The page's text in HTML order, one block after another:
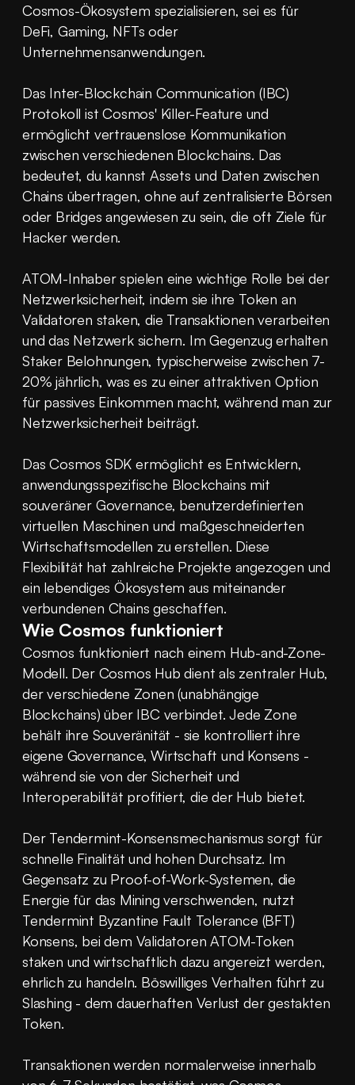
Cosmos-Ökosystem spezialisieren, sei es für
DeFi, Gaming, NFTs oder
Unternehmensanwendungen.
Das Inter-Blockchain Communication (IBC)
Protokoll ist Cosmos' Killer-Feature und
ermöglicht vertrauenslose Kommunikation
zwischen verschiedenen Blockchains. Das
bedeutet, du kannst Assets und Daten zwischen
Chains übertragen, ohne auf zentralisierte Börsen
oder Bridges angewiesen zu sein, die oft Ziele für
Hacker werden.
ATOM-Inhaber spielen eine wichtige Rolle bei der
Netzwerksicherheit, indem sie ihre Token an
Validatoren staken, die Transaktionen verarbeiten
und das Netzwerk sichern. Im Gegenzug erhalten
Staker Belohnungen, typischerweise zwischen 7-
20% jährlich, was es zu einer attraktiven Option
für passives Einkommen macht, während man zur
Netzwerksicherheit beiträgt.
Das Cosmos SDK ermöglicht es Entwicklern,
anwendungsspezifische Blockchains mit
souveräner Governance, benutzerdefinierten
virtuellen Maschinen und maßgeschneiderten
Wirtschaftsmodellen zu erstellen. Diese
Flexibilität hat zahlreiche Projekte angezogen und
ein lebendiges Ökosystem aus miteinander
verbundenen Chains geschaffen.
Wie Cosmos funktioniert
Cosmos funktioniert nach einem Hub-and-Zone-
Modell. Der Cosmos Hub dient als zentraler Hub,
der verschiedene Zonen (unabhängige
Blockchains) über IBC verbindet. Jede Zone
behält ihre Souveränität - sie kontrolliert ihre
eigene Governance, Wirtschaft und Konsens -
während sie von der Sicherheit und
Interoperabilität profitiert, die der Hub bietet.
Der Tendermint-Konsensmechanismus sorgt für
schnelle Finalität und hohen Durchsatz. Im
Gegensatz zu Proof-of-Work-Systemen, die
Energie für das Mining verschwenden, nutzt
Tendermint Byzantine Fault Tolerance (BFT)
Konsens, bei dem Validatoren ATOM-Token
staken und wirtschaftlich dazu angereizt werden,
ehrlich zu handeln. Böswilliges Verhalten führt zu
Slashing - dem dauerhaften Verlust der gestakten
Token.
Transaktionen werden normalerweise innerhalb